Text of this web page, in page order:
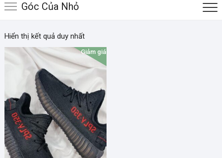
Góc Của Nhỏ
Hiển thị kết quả duy nhất
Giảm giá!